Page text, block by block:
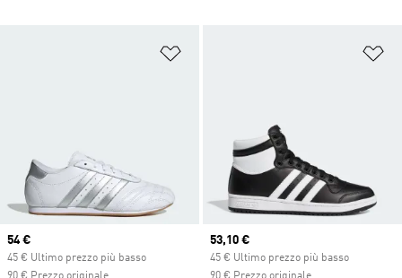
Aggiungi alla lista dei desideri
Current price
54 €
45 € Ultimo prezzo più basso
Current price
53,10 €
45 € Ultimo prezzo più basso